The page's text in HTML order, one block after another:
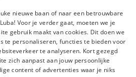
Vast = W&S opdracht
€ 12,50 € 21,00
nieuwe baan of naar een betrouwbare
Voor je verder gaat, moeten we je
gebruik maakt van cookies. Dit doen we
te personaliseren, functies te bieden voor
te analyseren. Kort gezegd
zich aanpast aan jouw persoonlijke
content of advertenties waar je niks